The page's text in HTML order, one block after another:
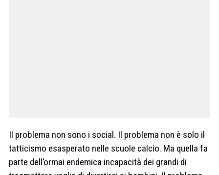
Il problema non sono i social. Il problema non è solo il
tatticismo esasperato nelle scuole calcio. Ma quella fa
parte dell’ormai endemica incapacità dei grandi di